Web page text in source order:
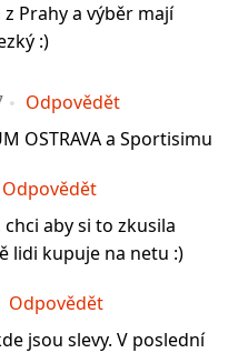
Prahy a výběr mají
:)
Odpovědět
OSTRAVA a Sportisimu
Odpovědět
aby si to zkusila
lidi kupuje na netu :)
Odpovědět
jsou slevy. V poslední